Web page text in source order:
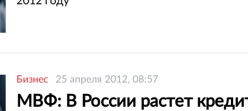
Бизнес 25 апреля 2012, 08:57
МВФ: В России растет